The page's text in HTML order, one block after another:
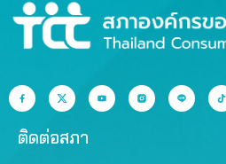
ติดต่อสภา